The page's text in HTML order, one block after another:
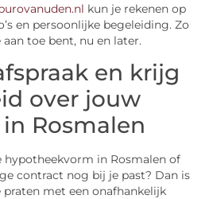
kun je rekenen op
en persoonlijke begeleiding. Zo
toe bent, nu en later.
en krijg
over jouw
Rosmalen
hypotheekvorm in Rosmalen of
contract nog bij je past? Dan is
met een onafhankelijk